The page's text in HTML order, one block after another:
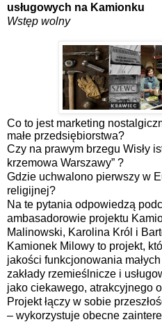
usługowych na Kamionku
Wstęp wolny
Co to jest marketing
małe przedsiębiorstwa?
Czy na prawym brzegu Wisły
krzemowa Warszawy” ?
Gdzie uchwalono pierwszy w
religijnej?
Na te pytania odpowiedzą
ambasadorowie projektu
Malinowski, Karolina Król i
Kamionek Milowy to projekt,
jakości funkcjonowania
zakłady rzemieślnicze i
jako ciekawego, atrakcyjnego
Projekt łączy w sobie
– wykorzystuje obecne